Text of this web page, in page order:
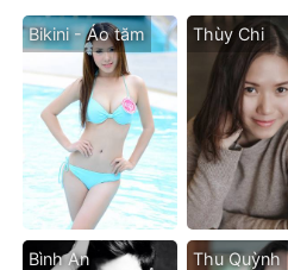
Bikini - Áo tăm Thùy Chi
Bình An Thu Quỳnh